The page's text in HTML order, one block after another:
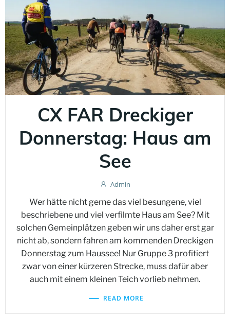
CX FAR Dreckiger
Donnerstag: Haus am
See
Admin
Wer hätte nicht gerne das viel besungene, viel
beschriebene und viel verfilmte Haus am See? Mit
solchen Gemeinplätzen geben wir uns daher erst gar
nicht ab, sondern fahren am kommenden Dreckigen
Donnerstag zum Haussee! Nur Gruppe 3 profitiert
zwar von einer kürzeren Strecke, muss dafür aber
auch mit einem kleinen Teich vorlieb nehmen.
READ MORE